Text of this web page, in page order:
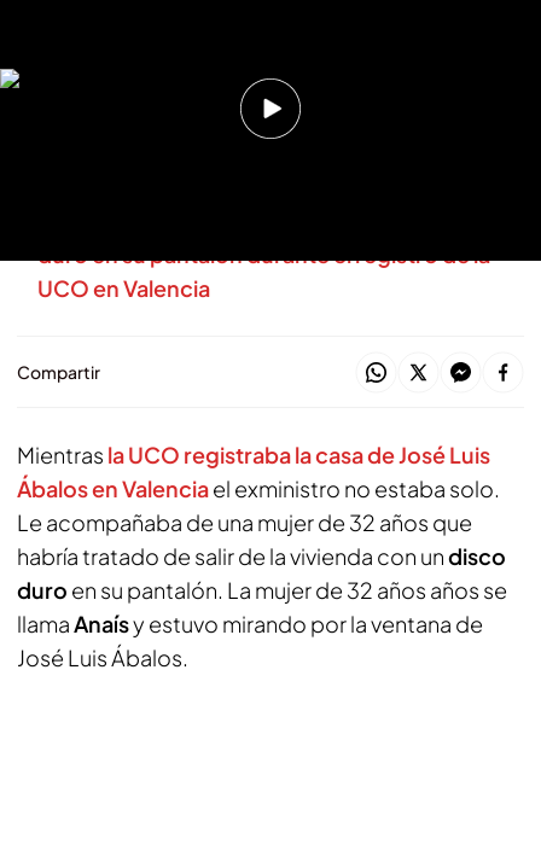
Las 'amigas' de José Luis Ábalos: hablamos con
duro en su pantalón durante el registro de la
UCO en Valencia
Compartir
Mientras la UCO registraba la casa de José Luis
Ábalos en Valenciael exministro no estaba solo.
Le acompañaba de una mujer de 32 años que
habría tratado de salir de la vivienda con undisco
duro en su pantalón. La mujer de 32 años años se
llamaAnaísy estuvo mirando por la ventana de
José Luis Ábalos.